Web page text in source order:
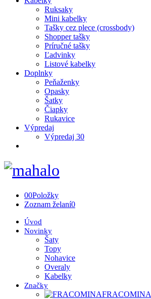
Ruksaky
Mini kabelky
Tašky cez plece (crossbody)
Shopper tašky
Príručné tašky
Ľadvinky
Listové kabelky
Doplnky
Peňaženky
Opasky
Šatky
Čiapky
Rukavice
Výpredaj
Výpredaj 30
00Položky
Zoznam želaní0
Úvod
Novinky
Šaty
Topy
Nohavice
Overaly
Kabelky
Značky
FRACOMINA